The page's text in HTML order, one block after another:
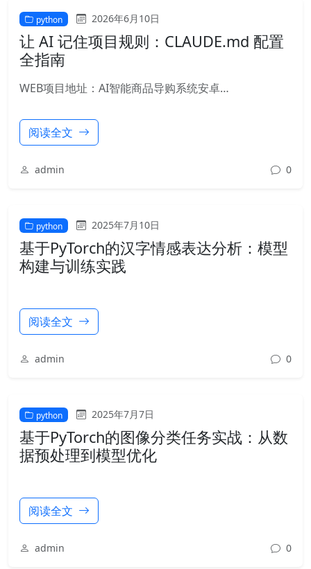
python 2026年6月10日
让 AI 记住项目规则：CLAUDE.md 配置
全指南
WEB项目地址：AI智能商品导购系统安卓…
阅读全文
admin 0
python 2025年7月10日
基于PyTorch的汉字情感表达分析：模型
构建与训练实践
阅读全文
admin 0
python 2025年7月7日
基于PyTorch的图像分类任务实战：从数
据预处理到模型优化
阅读全文
admin 0